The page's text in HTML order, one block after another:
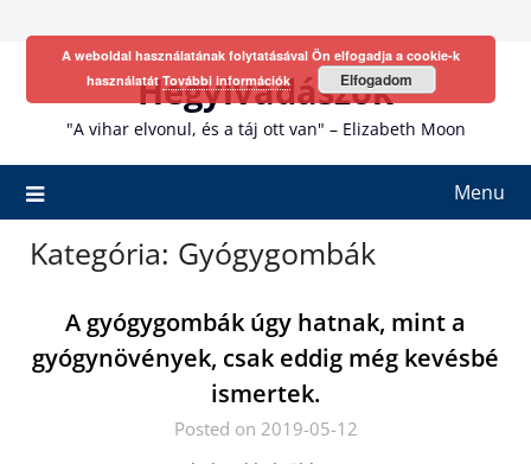
Hegyivadászok
"A vihar elvonul, és a táj ott van" – Elizabeth Moon
Menu
Kategória: Gyógygombák
A gyógygombák úgy hatnak, mint a
gyógynövények, csak eddig még kevésbé
ismertek.
Posted on 2019-05-12
A weboldal használatának folytatásával Ön elfogadja a cookie-k
használatátTovábbi információk Elfogadom